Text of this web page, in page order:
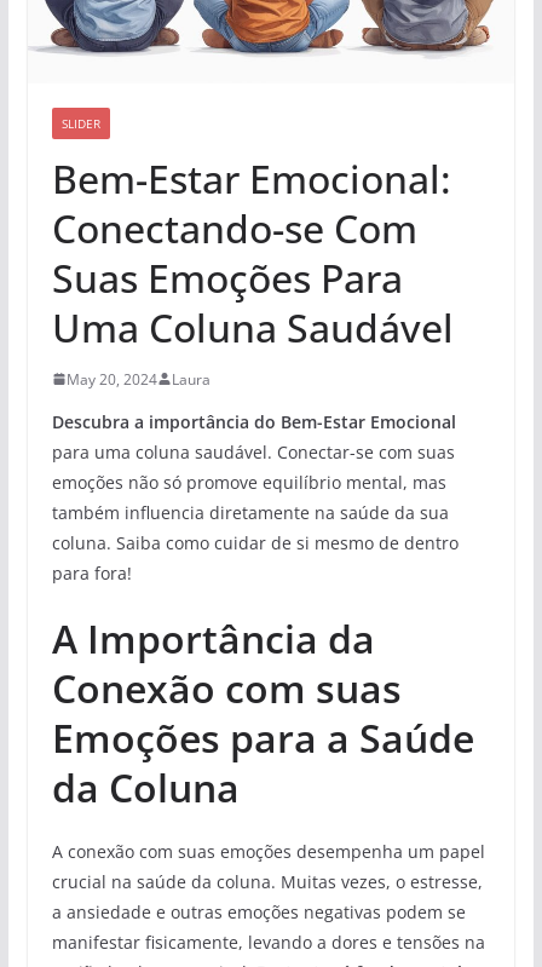
SLIDER
Bem-Estar Emocional:
Conectando-se Com
Suas Emoções Para
Uma Coluna Saudável
May 20, 2024 Laura
Descubra a importância do Bem-Estar Emocional
para uma coluna saudável. Conectar-se com suas
emoções não só promove equilíbrio mental, mas
também influencia diretamente na saúde da sua
coluna. Saiba como cuidar de si mesmo de dentro
para fora!
A Importância da
Conexão com suas
Emoções para a Saúde
da Coluna
A conexão com suas emoções desempenha um papel
crucial na saúde da coluna. Muitas vezes, o estresse,
a ansiedade e outras emoções negativas podem se
manifestar fisicamente, levando a dores e tensões na